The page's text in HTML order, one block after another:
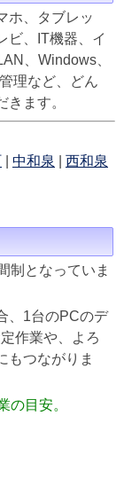
ホ、タブレッ
ビ、IT機器、イ
、Windows、
理など、どん
ます。
中和泉
西和泉
制となっていま
、1台のPCのデ
作業や、よろ
もつながりま
の目安。